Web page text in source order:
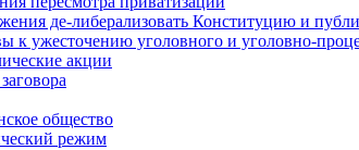
де-либерализовать Конституцию и
к ужесточению уголовного и уголовно-
акции
общество
режим